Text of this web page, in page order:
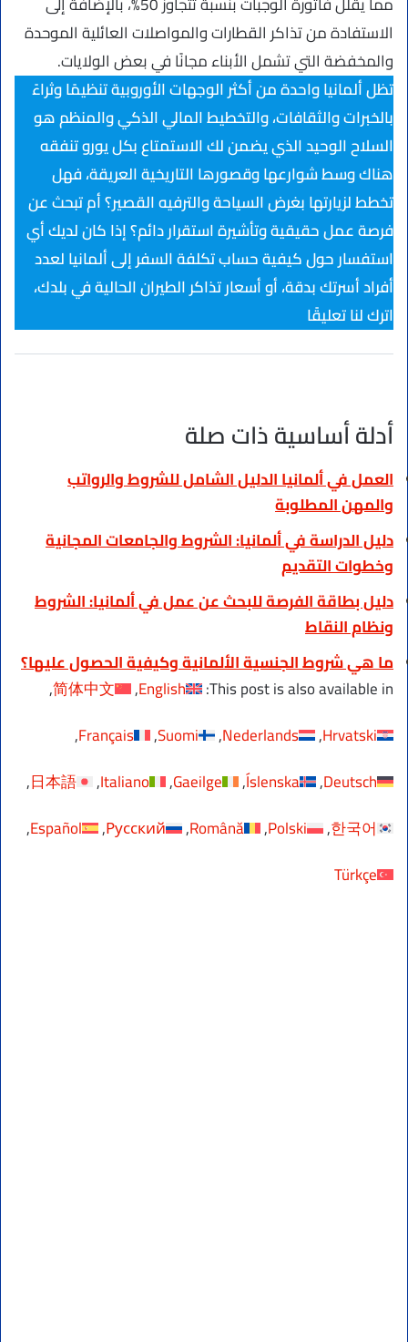
الاستفادة من تذاكر القطارات والمواصلات العائلية الموحدة
والمخفضة التي تشمل الأبناء مجانًا في بعض الولايات.
تظل ألمانيا واحدة من أكثر الوجهات الأوروبية تنظيمًا وثراءً
بالخبرات والثقافات، والتخطيط المالي الذكي والمنظم هو
السلاح الوحيد الذي يضمن لك الاستمتاع بكل يورو تنفقه
هناك وسط شوارعها وقصورها التاريخية العريقة، فهل
تخطط لزيارتها بغرض السياحة والترفيه القصير؟ أم تبحث عن
فرصة عمل حقيقية وتأشيرة استقرار دائم؟ إذا كان لديك أي
استفسار حول كيفية حساب تكلفة السفر إلى ألمانيا لعدد
أفراد أسرتك بدقة، أو أسعار تذاكر الطيران الحالية في بلدك،
اترك لنا تعليقًا
أدلة أساسية ذات صلة
العمل في ألمانيا الدليل الشامل للشروط والرواتب
والمهن المطلوبة
دليل الدراسة في ألمانيا: الشروط والجامعات المجانية
وخطوات التقديم
دليل بطاقة الفرصة للبحث عن عمل في ألمانيا: الشروط
ونظام النقاط
ما هي شروط الجنسية الألمانية وكيفية الحصول عليها؟
This post is also available in:
English
简体中文
Hrvatski
Nederlands
Suomi
Français
Deutsch
Íslenska
Gaeilge
Italiano
日本語
한국어
Polski
Română
Русский
Español
Türkçe